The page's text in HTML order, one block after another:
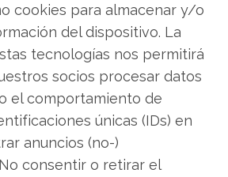
cookies para almacenar y/o
del dispositivo. La
tecnologías nos permitirá
socios procesar datos
el comportamiento de
únicas (IDs) en
anuncios (no-)
consentir o retirar el
o vender?¡Lee más aquí!
artículo